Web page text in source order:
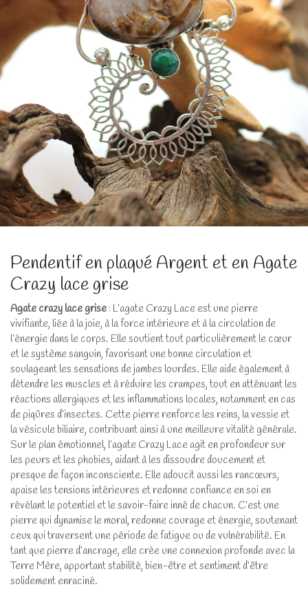
Pendentif en plaqué Argent et en Agate
Crazy lace grise
Agate crazy lace grise : L’agate Crazy Lace est une pierre
vivifiante, liée à la joie, à la force intérieure et à la circulation de
l’énergie dans le corps. Elle soutient tout particulièrement le cœur
et le système sanguin, favorisant une bonne circulation et
soulageant les sensations de jambes lourdes. Elle aide également à
détendre les muscles et à réduire les crampes, tout en atténuant les
réactions allergiques et les inflammations locales, notamment en cas
de piqûres d’insectes. Cette pierre renforce les reins, la vessie et
la vésicule biliaire, contribuant ainsi à une meilleure vitalité générale.
Sur le plan émotionnel, l’agate Crazy Lace agit en profondeur sur
les peurs et les phobies, aidant à les dissoudre doucement et
presque de façon inconsciente. Elle adoucit aussi les rancœurs,
apaise les tensions intérieures et redonne confiance en soi en
révélant le potentiel et le savoir-faire inné de chacun. C’est une
pierre qui dynamise le moral, redonne courage et énergie, soutenant
ceux qui traversent une période de fatigue ou de vulnérabilité. En
tant que pierre d’ancrage, elle crée une connexion profonde avec la
Terre Mère, apportant stabilité, bien-être et sentiment d’être
solidement enraciné.